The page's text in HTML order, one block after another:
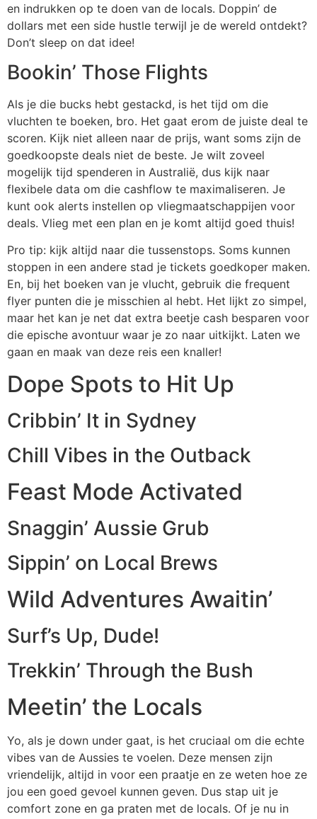
en indrukken op te doen van de locals. Doppin’ de
dollars met een side hustle terwijl je de wereld ontdekt?
Don’t sleep on dat idee!
Bookin’ Those Flights
Als je die bucks hebt gestackd, is het tijd om die
vluchten te boeken, bro. Het gaat erom de juiste deal te
scoren. Kijk niet alleen naar de prijs, want soms zijn de
goedkoopste deals niet de beste. Je wilt zoveel
mogelijk tijd spenderen in Australië, dus kijk naar
flexibele data om die cashflow te maximaliseren. Je
kunt ook alerts instellen op vliegmaatschappijen voor
deals. Vlieg met een plan en je komt altijd goed thuis!
Pro tip: kijk altijd naar die tussenstops. Soms kunnen
stoppen in een andere stad je tickets goedkoper maken.
En, bij het boeken van je vlucht, gebruik die frequent
flyer punten die je misschien al hebt. Het lijkt zo simpel,
maar het kan je net dat extra beetje cash besparen voor
die epische avontuur waar je zo naar uitkijkt. Laten we
gaan en maak van deze reis een knaller!
Dope Spots to Hit Up
Cribbin’ It in Sydney
Chill Vibes in the Outback
Feast Mode Activated
Snaggin’ Aussie Grub
Sippin’ on Local Brews
Wild Adventures Awaitin’
Surf’s Up, Dude!
Trekkin’ Through the Bush
Meetin’ the Locals
Yo, als je down under gaat, is het cruciaal om die echte
vibes van de Aussies te voelen. Deze mensen zijn
vriendelijk, altijd in voor een praatje en ze weten hoe ze
jou een goed gevoel kunnen geven. Dus stap uit je
comfort zone en ga praten met de locals. Of je nu in